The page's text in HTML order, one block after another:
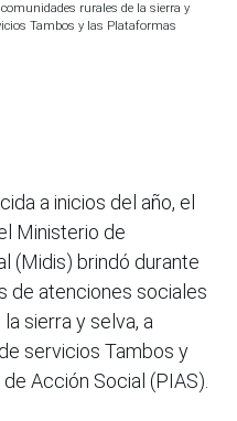
rurales de la sierra y
Tambos y las Plataformas
a inicios del año, el
Ministerio de
(Midis) brindó durante
de atenciones sociales
sierra y selva, a
servicios Tambos y
Acción Social (PIAS).